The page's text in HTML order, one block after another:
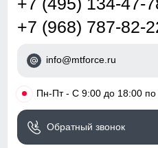
+7 (495) 134-47-
+7 (968) 787-82-
info@mtforce.ru
• Пн-Пт - С 9:00 до 18:00
Обратный звонок